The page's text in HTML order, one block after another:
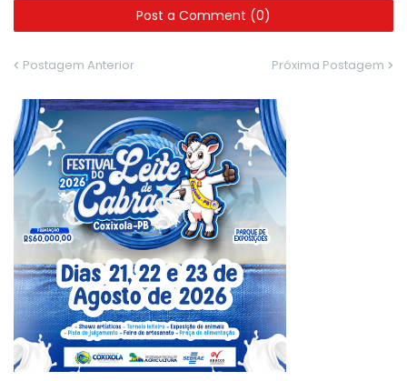
Post a Comment (0)
Postagem Anterior Próxima Postagem